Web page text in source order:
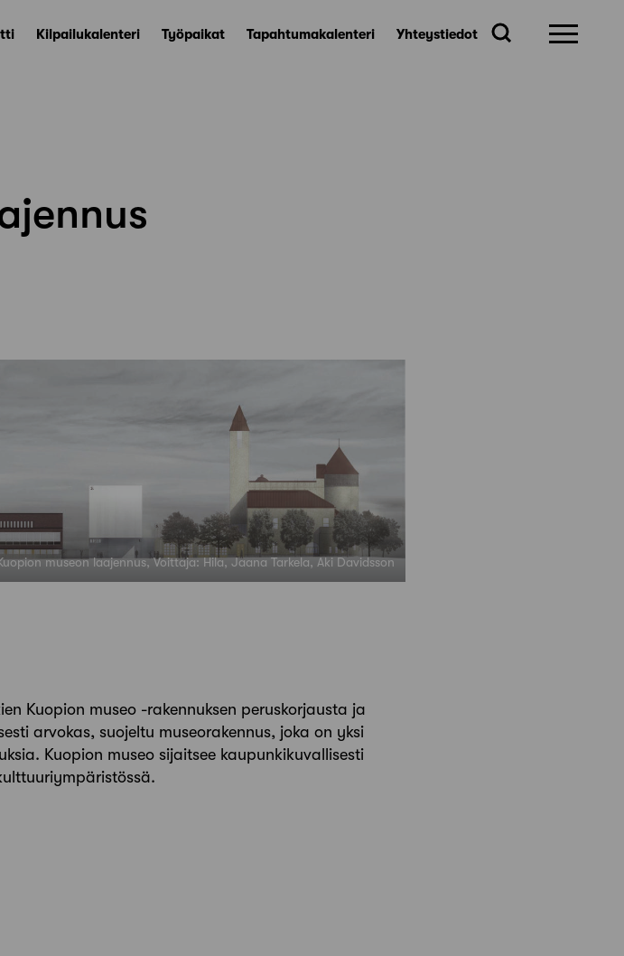
Kilpailukalenteri Työpaikat Tapahtumakalenteri Yhteystiedot
museon laajennus, Voittaja: Hila, Jaana Tarkela, Aki Davidsson
Kuopion museo -rakennuksen peruskorjausta ja
arvokas, suojeltu museorakennus, joka on yksi
Kuopion museo sijaitsee kaupunkikuvallisesti